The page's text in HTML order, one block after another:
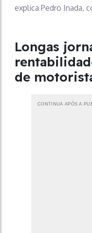
explica Pedro Inada,
Longas
de
CONTINUA APÓS A